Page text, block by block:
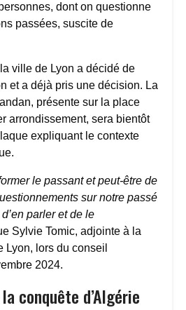
dont on questionne
passées, suscite de
ville de Lyon a décidé de
et a déjà pris une décision. La
présente sur la place
arrondissement, sera bientôt
expliquant le contexte
le passant et peut-être de
sur notre passé
parler et de le
Sylvie Tomic, adjointe à la
Lyon, lors du conseil
2024.
conquête d’Algérie